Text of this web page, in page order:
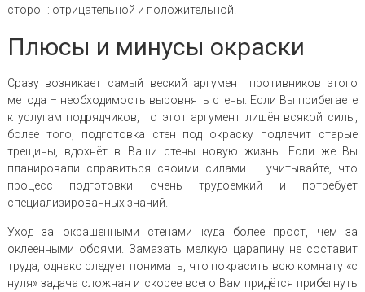
сторон: отрицательной и положительной.
Плюсы и минусы окраски
Сразу возникает самый веский аргумент противников этого
метода – необходимость выровнять стены. Если Вы прибегаете
к услугам подрядчиков, то этот аргумент лишён всякой силы,
более того, подготовка стен под окраску подлечит старые
трещины, вдохнёт в Ваши стены новую жизнь. Если же Вы
планировали справиться своими силами – учитывайте, что
процесс подготовки очень трудоёмкий и потребует
специализированных знаний.
Уход за окрашенными стенами куда более прост, чем за
оклеенными обоями. Замазать мелкую царапину не составит
труда, однако следует понимать, что покрасить всю комнату «с
нуля» задача сложная и скорее всего Вам придётся прибегнуть